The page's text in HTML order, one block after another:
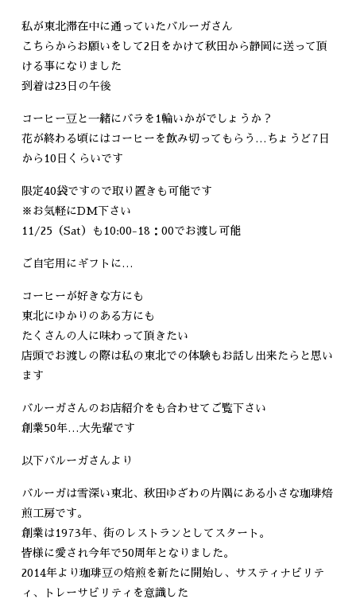
私が東北滞在中に通っていたバルーガさん
こちらからお願いをして2日をかけて秋田から静岡に送って頂
ける事になりました
到着は23日の午後
コーヒー豆と一緒にバラを1輪いかがでしょうか？
花が終わる頃にはコーヒーを飲み切ってもらう…ちょうど7日
から10日くらいです
限定40袋ですので取り置きも可能です
※お気軽にDM下さい
11/25（Sat）も10:00-18：00でお渡し可能
ご自宅用にギフトに…
コーヒーが好きな方にも
東北にゆかりのある方にも
たくさんの人に味わって頂きたい
店頭でお渡しの際は私の東北での体験もお話し出来たらと思い
ます
バルーガさんのお店紹介をも合わせてご覧下さい
創業50年…大先輩です
以下バルーガさんより
バルーガは雪深い東北、秋田ゆざわの片隅にある小さな珈琲焙
煎工房です。
創業は1973年、街のレストランとしてスタート。
皆様に愛され今年で50周年となりました。
2014年より珈琲豆の焙煎を新たに開始し、サスティナビリテ
ィ、トレーサビリティを意識した